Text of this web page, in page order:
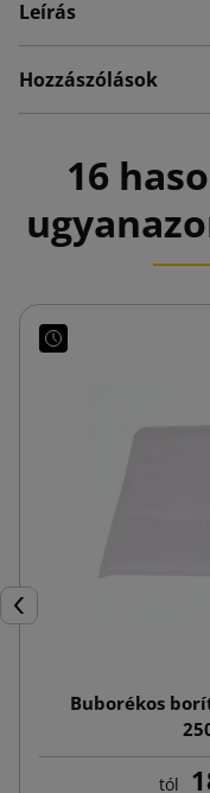
Leírás
Hozzászólások
16
Előző
Buborékos
tól